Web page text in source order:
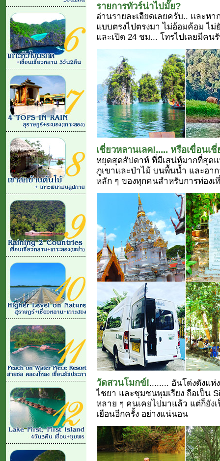
รายการทัวร์น่าไปมั๊ย?
อ่านรายละเอียดเลยครับ.. และหา
แบบตรงไปตรงมา ไม่อ้อมค้อม ไม่
และเปิด 24 ชม... โทรไปเลยมีค
เชี่ยวหลานเลค!..... หรือเขื่อนเ
หยุดสุดสัปดาห์ ที่มีเสน่ห์มากที่สุด
ภูเขาและป่าไม้ บนพื้นน้ำ และอา
หลัก ๆ ของทุกคนสำหรับการท่องเ
วัดสวนโมกข์!........ อันโด่งดังแห่
ไชยา และชุมชนพุมเรียง ถือเป็น
หลาย ๆ คนเคยไปมาแล้ว แต่ก็ยั
เยือนอีกครั้ง อย่างแน่นอน